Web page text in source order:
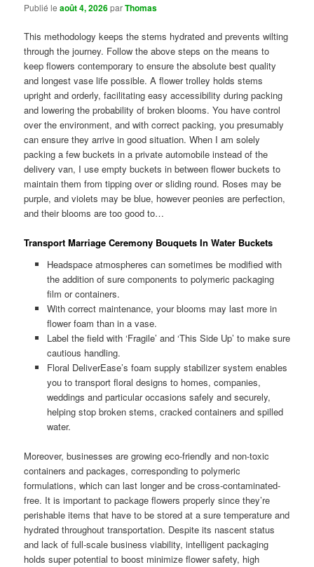
Publié leaoût 4, 2026parThomas
This methodology keeps the stems hydrated and prevents wilting
through the journey. Follow the above steps on the means to
keep flowers contemporary to ensure the absolute best quality
and longest vase life possible. A flower trolley holds stems
upright and orderly, facilitating easy accessibility during packing
and lowering the probability of broken blooms. You have control
over the environment, and with correct packing, you presumably
can ensure they arrive in good situation. When I am solely
packing a few buckets in a private automobile instead of the
delivery van, I use empty buckets in between flower buckets to
maintain them from tipping over or sliding round. Roses may be
purple, and violets may be blue, however peonies are perfection,
and their blooms are too good to…
Transport Marriage Ceremony Bouquets In Water Buckets
Headspace atmospheres can sometimes be modified with
the addition of sure components to polymeric packaging
film or containers.
With correct maintenance, your blooms may last more in
flower foam than in a vase.
Label the field with ‘Fragile’ and ‘This Side Up’ to make sure
cautious handling.
Floral DeliverEase’s foam supply stabilizer system enables
you to transport floral designs to homes, companies,
weddings and particular occasions safely and securely,
helping stop broken stems, cracked containers and spilled
water.
Moreover, businesses are growing eco-friendly and non-toxic
containers and packages, corresponding to polymeric
formulations, which can last longer and be cross-contaminated-
free. It is important to package flowers properly since they’re
perishable items that have to be stored at a sure temperature and
hydrated throughout transportation. Despite its nascent status
and lack of full-scale business viability, intelligent packaging
holds super potential to boost minimize flower safety, high